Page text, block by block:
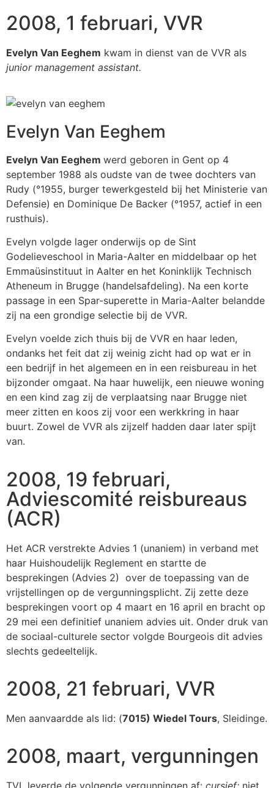
2008, 1 februari, VVR
Evelyn Van Eeghem kwam in dienst van de VVR als
junior management assistant.
Evelyn Van Eeghem
Evelyn Van Eeghem werd geboren in Gent op 4
september 1988 als oudste van de twee dochters van
Rudy (°1955, burger tewerkgesteld bij het Ministerie van
Defensie) en Dominique De Backer (°1957, actief in een
rusthuis).
Evelyn volgde lager onderwijs op de Sint
Godelieveschool in Maria-Aalter en middelbaar op het
Emmaüsinstituut in Aalter en het Koninklijk Technisch
Atheneum in Brugge (handelsafdeling). Na een korte
passage in een Spar-superette in Maria-Aalter belandde
zij na een grondige selectie bij de VVR.
Evelyn voelde zich thuis bij de VVR en haar leden,
ondanks het feit dat zij weinig zicht had op wat er in
een bedrijf in het algemeen en in een reisbureau in het
bijzonder omgaat. Na haar huwelijk, een nieuwe woning
en een kind zag zij de verplaatsing naar Brugge niet
meer zitten en koos zij voor een werkkring in haar
buurt. Zowel de VVR als zijzelf hadden daar later spijt
van.
2008, 19 februari,
Adviescomité reisbureaus
(ACR)
Het ACR verstrekte Advies 1 (unaniem) in verband met
haar Huishoudelijk Reglement en startte de
besprekingen (Advies 2) over de toepassing van de
vrijstellingen op de vergunningsplicht. Zij zette deze
besprekingen voort op 4 maart en 16 april en bracht op
29 mei een definitief unaniem advies uit. Onder druk van
de sociaal-culturele sector volgde Bourgeois dit advies
slechts gedeeltelijk.
2008, 21 februari, VVR
Men aanvaardde als lid: (7015) Wiedel Tours, Sleidinge.
2008, maart, vergunningen